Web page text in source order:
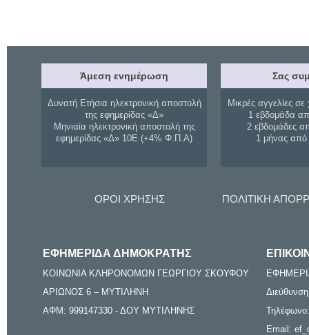
Άμεση ενημέρωση
Δυνατή Ετήσια ηλεκτρονική αποστολή
της εφημερίδας «Δ»
Μηνιαία ηλεκτρονική αποστολή της
εφημερίδας «Δ» 10Ε (+4% Φ.Π.Α)
Σας
Μικρές αγγελίες σε
1 εβδομάδα
2 εβδομάδες
1 μήνας
ΟΡΟΙ ΧΡΗΣΗΣ ΠΟΛΙΤΙΚΗ
ΕΦΗΜΕΡΙΔΑ ΔΗΜΟΚΡΑΤΗΣ
ΚΟΙΝΩΝΙΑ ΚΛΗΡΟΝΟΜΩΝ ΓΕΩΡΓΙΟΥ ΣΚΟΥΦΟΥ
ΑΡΙΩΝΟΣ 6 – ΜΥΤΙΛΗΝΗ
ΑΦΜ: 999147330 - ΔΟΥ ΜΥΤΙΛΗΝΗΣ
Email: